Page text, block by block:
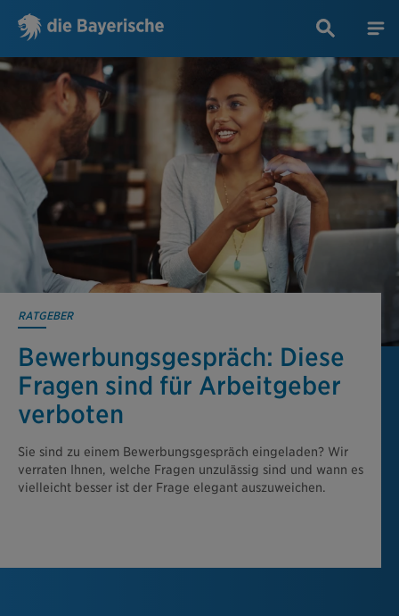
RATGEBER
Bewerbungs­gespräch: Diese
Fragen sind für Arbeitgeber
verboten
Sie sind zu einem Bewerbungsgespräch eingeladen? Wir
verraten Ihnen, welche Fragen unzulässig sind und wann es
vielleicht besser ist der Frage elegant auszuweichen.